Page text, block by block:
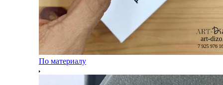
По материалу